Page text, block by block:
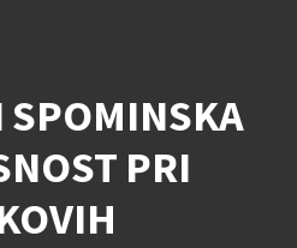
SPOMINSKA
PRI